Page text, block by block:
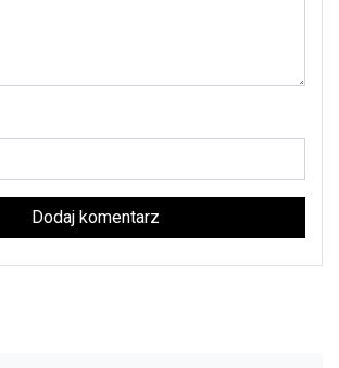
Dodaj komentarz